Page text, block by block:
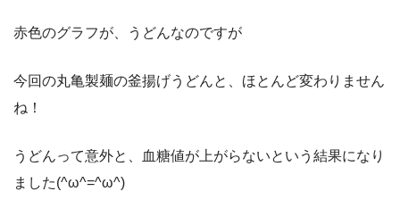
赤色のグラフが、うどんなのですが
今回の丸亀製麺の釜揚げうどんと、ほとんど変わりません
ね！
うどんって意外と、血糖値が上がらないという結果になり
ました(^ω^=^ω^)